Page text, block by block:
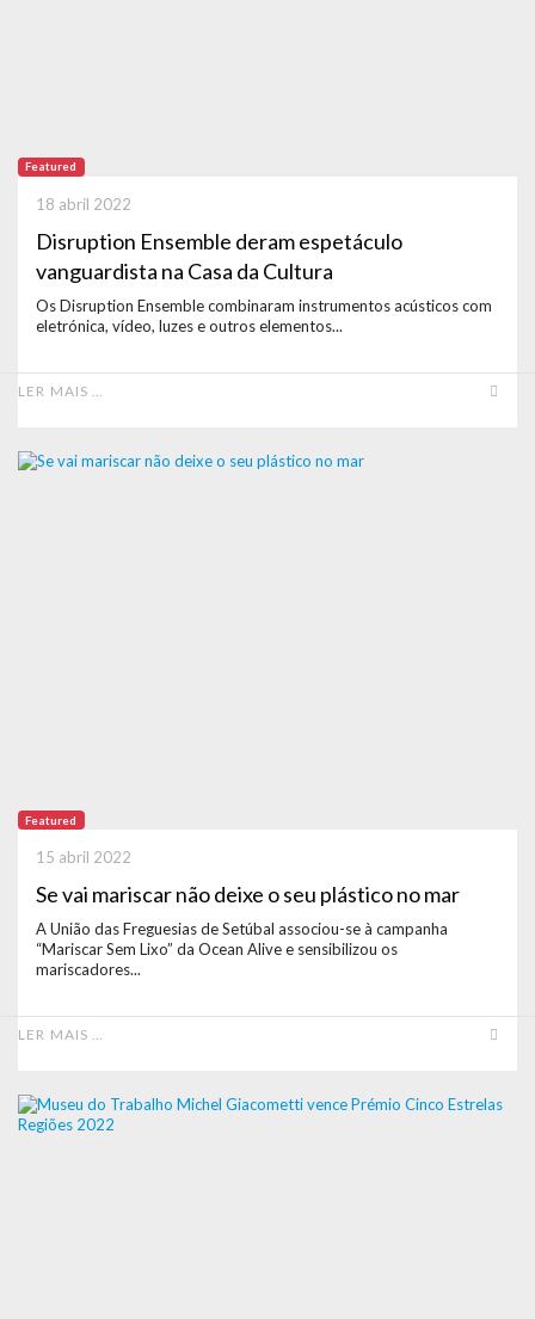
Featured
Disruption Ensemble deram espetáculo
vanguardista na Casa da Cultura
18 abril 2022
Os Disruption Ensemble combinaram instrumentos acústicos com
eletrónica, vídeo, luzes e outros elementos...
LER MAIS …
Featured
Se vai mariscar não deixe o seu plástico no mar
15 abril 2022
A União das Freguesias de Setúbal associou-se à campanha
“Mariscar Sem Lixo” da Ocean Alive e sensibilizou os
mariscadores...
LER MAIS …